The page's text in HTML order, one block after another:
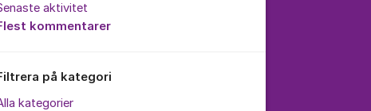
aktivitet
kommentarer
på kategori
kategorier